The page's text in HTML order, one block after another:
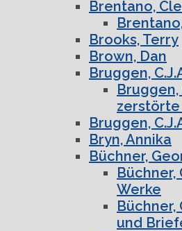
Brentano,
Brooks, Terry
Brown, Dan
Bruggen,
Bruggen,
Bruggen,
Bryn, Annika
Büchner,
Büchner,
Werke
Büchner,
und